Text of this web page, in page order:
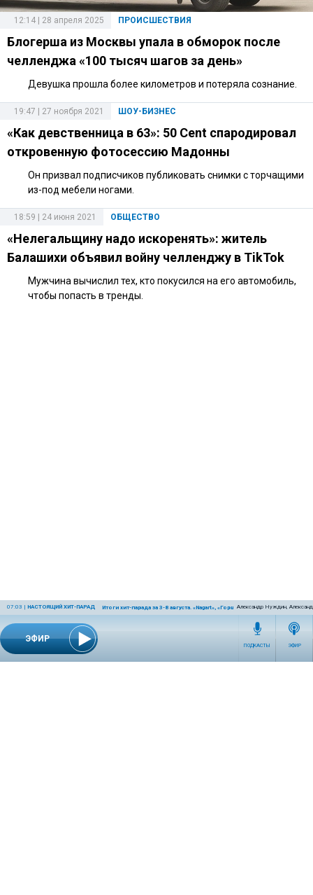
ЭФИР
07:03 | НАСТОЯЩИЙ ХИТ-ПАРАД Итоги хит-парада за 3-8 августа. «Nagart», «Горшенёв» и «Крематорий»
Александр Нуждин,
ПОДКАСТЫ ЭФИР
ПРОИСШЕСТВИЯ
12:14 | 28 апреля 2025
Блогерша из Москвы упала в обморок после
челленджа «100 тысяч шагов за день»
Девушка прошла более километров и потеряла сознание.
ШОУ-БИЗНЕС
19:47 | 27 ноября 2021
«Как девственница в 63»: 50 Cent спародировал
откровенную фотосессию Мадонны
Он призвал подписчиков публиковать снимки с торчащими
из-под мебели ногами.
ОБЩЕСТВО
18:59 | 24 июня 2021
«Нелегальщину надо искоренять»: житель
Балашихи объявил войну челленджу в TikTok
Мужчина вычислил тех, кто покусился на его автомобиль,
чтобы попасть в тренды.